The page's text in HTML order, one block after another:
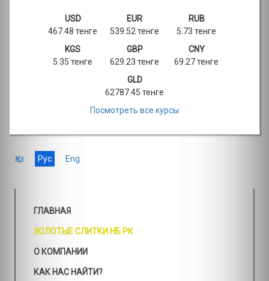
USD
467.48 тенге
EUR
539.52 тенге
RUB
5.73 тенге
KGS
5.35 тенге
GBP
629.23 тенге
CNY
69.27 тенге
GLD
62787.45 тенге
Посмотреть все курсы
Қаз Рус Eng
ГЛАВНАЯ
ЗОЛОТЫЕ СЛИТКИ НБ РК
О КОМПАНИИ
КАК НАС НАЙТИ?